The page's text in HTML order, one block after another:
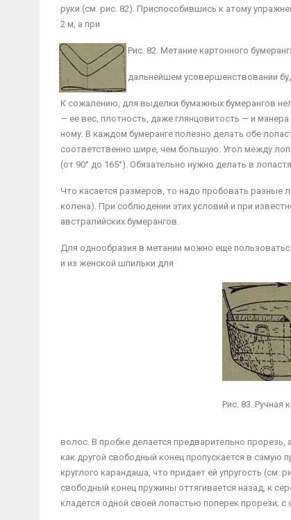
руки (см. рис. 82). Приспособившись к атому
2 м, а при
Рис. 82. Метание картонного
дальнейшем усовершенствовании
К сожалению, для выделки бумажных бумерангов
— ее вес, плотность, даже глянцовитость — и
ному. В каждом бумеранге полезно делать обе
соответственно шире, чем большую. Угол между
(от 90° до 165°). Обязательно нужно делать в
Что касается размеров, то надо пробовать
колена). При соблюдении этих усло­вий и при
австралий­ских бумерангов.
Для однообразия в метании можно еще
и из женской шпильки для
Рис. 83. Ручная
волос. В пробке делается предварительно
как другой свободный конец пропускается в
круглого карандаша, что придает ей упругость (см.
свободный конец пружины оттягивается назад, к
кладется одной своей лопастью поперек прорези;